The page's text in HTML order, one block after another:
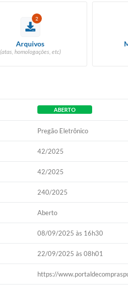
2
Arquivos
(atas, homologações, etc)
ABERTO
Pregão Eletrônico
42/2025
42/2025
240/2025
Aberto
08/09/2025 às 16h30
22/09/2025 às 08h01
https://